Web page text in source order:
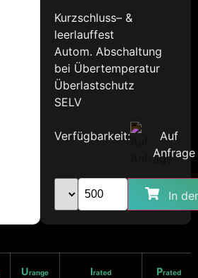
Kurzschluss– &
leerlauffest
Autom. Abschaltung
bei Übertemperatur
Überlastschutz
SELV
Verfügbarkeit:
Auf
Anfrage
In
Urange Irated Prated